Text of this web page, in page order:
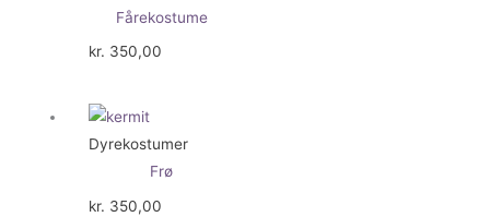
Fårekostume
kr. 350,00
Dyrekostumer
Frø
kr. 350,00